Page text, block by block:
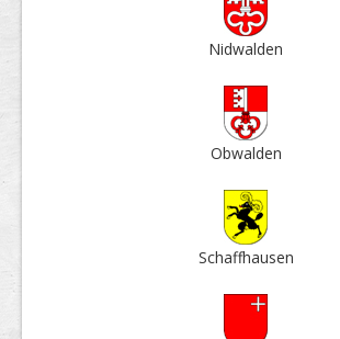
Nid­walden
Ob­walden
Schaff­hausen